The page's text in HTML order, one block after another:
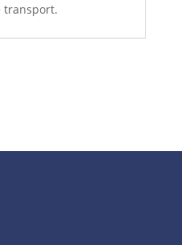
transport.